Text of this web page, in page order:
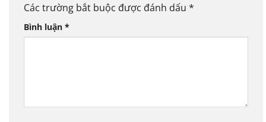
Các trường bắt buộc được đánh dấu *
Bình luận *